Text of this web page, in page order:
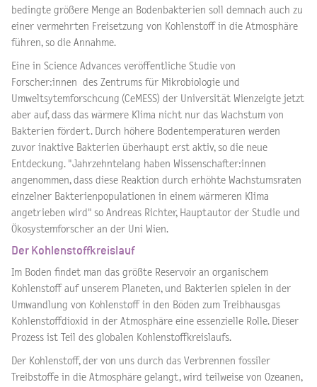
bedingte größere Menge an Bodenbakterien soll demnach auch zu
einer vermehrten Freisetzung von Kohlenstoff in die Atmosphäre
führen, so die Annahme.
Eine in Science Advances veröffentliche Studie von
Forscher:innen des Zentrums für Mikrobiologie und
Umweltsytemforschcung (CeMESS) der Universität Wienzeigte jetzt
aber auf, dass das wärmere Klima nicht nur das Wachstum von
Bakterien fördert. Durch höhere Bodentemperaturen werden
zuvor inaktive Bakterien überhaupt erst aktiv, so die neue
Entdeckung. "Jahrzehntelang haben Wissenschafter:innen
angenommen, dass diese Reaktion durch erhöhte Wachstumsraten
einzelner Bakterienpopulationen in einem wärmeren Klima
angetrieben wird" so Andreas Richter, Hauptautor der Studie und
Ökosystemforscher an der Uni Wien.
Der Kohlenstoffkreislauf
Im Boden findet man das größte Reservoir an organischem
Kohlenstoff auf unserem Planeten, und Bakterien spielen in der
Umwandlung von Kohlenstoff in den Böden zum Treibhausgas
Kohlenstoffdioxid in der Atmosphäre eine essenzielle Rolle. Dieser
Prozess ist Teil des globalen Kohlenstoffkreislaufs.
Der Kohlenstoff, der von uns durch das Verbrennen fossiler
Treibstoffe in die Atmosphäre gelangt, wird teilweise von Ozeanen,